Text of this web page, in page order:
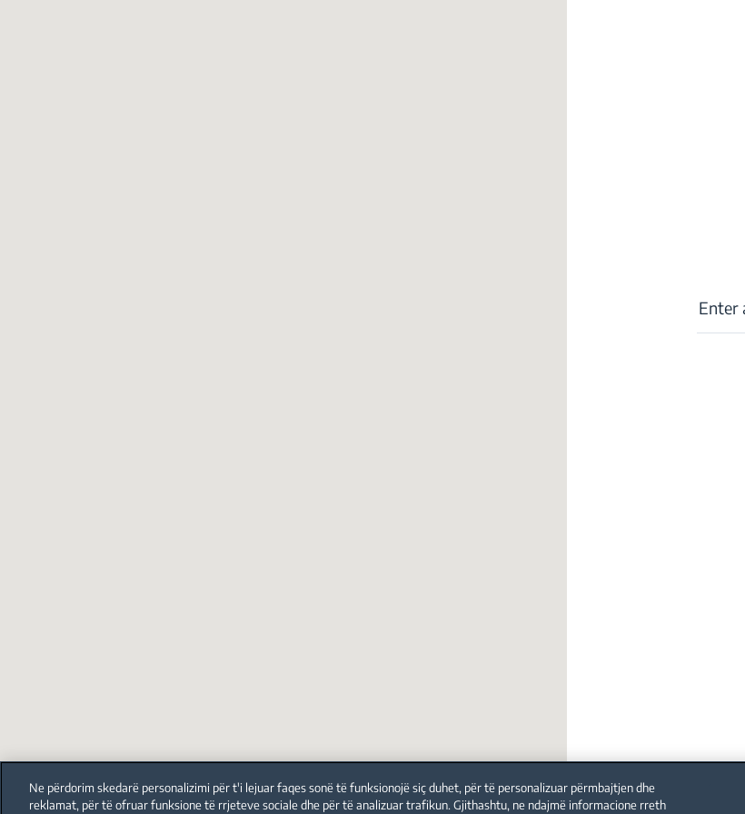
Our parent company, Beko has 55,000 employees throughout the world with its global operations through its
(i.e. Türkiye, UK, Italy, Romania, Slovakia, Poland, South Africa, Russia, Pakistan,
Beko became the largest white goods company in Europe with its market share (based on volumes).
are home to over 2,300 researchers and hold more than 3,500 international
Ne përdorim skedarë personalizimi për t'i lejuar faqes sonë të funksionojë siç duhet, për të personalizuar përmbajtjen dhe
reklamat, për të ofruar funksione të rrjeteve sociale dhe për të analizuar trafikun. Gjithashtu, ne ndajmë informacione rreth